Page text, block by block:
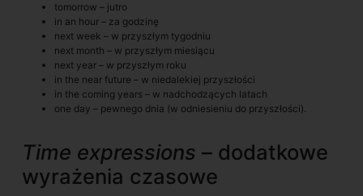
tomorrow – jutro
in an hour – za godzinę
next week – w przyszłym tygodniu
next month – w przyszłym miesiącu
next year – w przyszłym roku
in the near future – w niedalekiej przyszłości
in the coming years – w nadchodzących latach
one day – pewnego dnia (w odniesieniu do przyszłości).
Time expressions – dodatkowe
wyrażenia czasowe